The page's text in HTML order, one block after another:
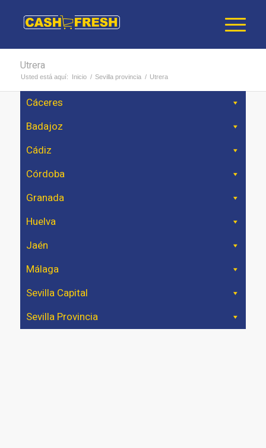
Utrera
Usted está aquí: Inicio / Sevilla provincia / Utrera
Cáceres
Badajoz
Cádiz
Córdoba
Granada
Huelva
Jaén
Málaga
Sevilla Capital
Sevilla Provincia